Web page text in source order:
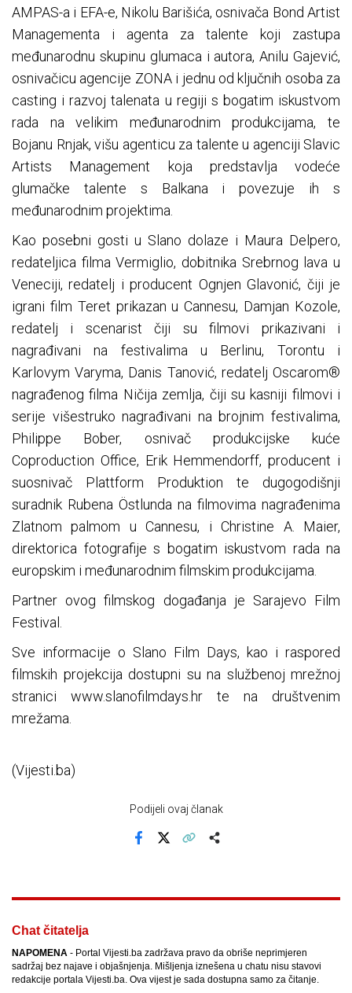
AMPAS-a i EFA-e, Nikolu Barišića, osnivača Bond Artist
Managementa i agenta za talente koji zastupa
međunarodnu skupinu glumaca i autora, Anilu Gajević,
osnivačicu agencije ZONA i jednu od ključnih osoba za
casting i razvoj talenata u regiji s bogatim iskustvom
rada na velikim međunarodnim produkcijama, te
Bojanu Rnjak, višu agenticu za talente u agenciji Slavic
Artists Management koja predstavlja vodeće
glumačke talente s Balkana i povezuje ih s
međunarodnim projektima.
Kao posebni gosti u Slano dolaze i Maura Delpero,
redateljica filma Vermiglio, dobitnika Srebrnog lava u
Veneciji, redatelj i producent Ognjen Glavonić, čiji je
igrani film Teret prikazan u Cannesu, Damjan Kozole,
redatelj i scenarist čiji su filmovi prikazivani i
nagrađivani na festivalima u Berlinu, Torontu i
Karlovym Varyma, Danis Tanović, redatelj Oscarom®
nagrađenog filma Ničija zemlja, čiji su kasniji filmovi i
serije višestruko nagrađivani na brojnim festivalima,
Philippe Bober, osnivač produkcijske kuće
Coproduction Office, Erik Hemmendorff, producent i
suosnivač Plattform Produktion te dugogodišnji
suradnik Rubena Östlunda na filmovima nagrađenima
Zlatnom palmom u Cannesu, i Christine A. Maier,
direktorica fotografije s bogatim iskustvom rada na
europskim i međunarodnim filmskim produkcijama.
Partner ovog filmskog događanja je Sarajevo Film
Festival.
Sve informacije o Slano Film Days, kao i raspored
filmskih projekcija dostupni su na službenoj mrežnoj
stranici www.slanofilmdays.hr te na društvenim
mrežama.
(Vijesti.ba)
Podijeli ovaj članak
Chat čitatelja
NAPOMENA - Portal Vijesti.ba zadržava pravo da obriše neprimjeren
sadržaj bez najave i objašnjenja. Mišljenja iznešena u chatu nisu stavovi
redakcije portala Vijesti.ba. Ova vijest je sada dostupna samo za čitanje.